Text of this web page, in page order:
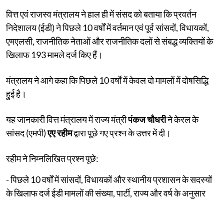
वित्त एवं राजस्व मंत्रालय ने हाल ही में संसद को बताया कि प्रवर्तन
निदेशालय (ईडी) ने पिछले 10 वर्षों में वर्तमान एवं पूर्व सांसदों, विधायकों,
एमएलसी, राजनीतिक नेताओं और राजनीतिक दलों से संबद्ध व्यक्तियों के
खिलाफ 193 मामले दर्ज किए हैं।
मंत्रालय ने आगे कहा कि पिछले 10 वर्षों में केवल दो मामलों में दोषसिद्धि
हुई है।
यह जानकारी वित्त मंत्रालय में राज्य मंत्रीपंकज चौधरीने केरल के
सांसद (एमपी)एए रहीमद्वारा पूछे गए प्रश्न के उत्तर में दी।
रहीम ने निम्नलिखित प्रश्न पूछे:
- पिछले 10 वर्षों में सांसदों, विधायकों और स्थानीय प्रशासन के सदस्यों
के खिलाफ दर्ज ईडी मामलों की संख्या, पार्टी, राज्य और वर्ष के अनुसार